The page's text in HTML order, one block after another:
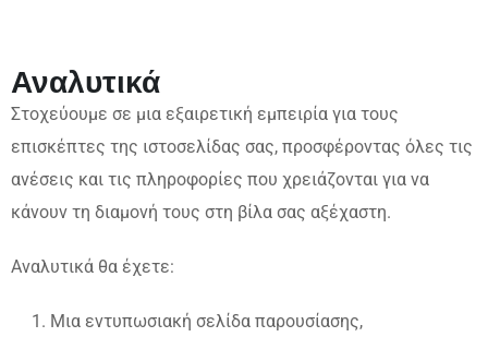
Αναλυτικά
Στοχεύουμε σε μια εξαιρετική εμπειρία για τους
επισκέπτες της ιστοσελίδας σας, προσφέροντας όλες τις
ανέσεις και τις πληροφορίες που χρειάζονται για να
κάνουν τη διαμονή τους στη βίλα σας αξέχαστη.
Αναλυτικά θα έχετε:
Μια εντυπωσιακή σελίδα παρουσίασης,